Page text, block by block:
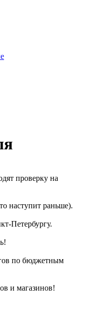
проверку на
наступит раньше).
Петербургу.
по бюджетным
и магазинов!